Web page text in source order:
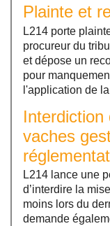
Plainte et
L214 porte
procureur du
et dépose un
pour
l'application de
Interdiction
vaches
L214 lance une
d’interdire la
moins lors du
demande